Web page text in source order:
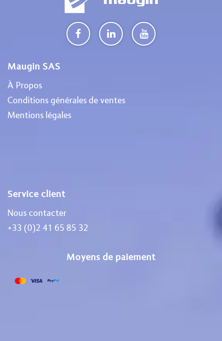
Maugin SAS
À Propos
Conditions générales de ventes
Mentions légales
Service client
Nous contacter
+33 (0)2 41 65 85 32
Moyens de paiement